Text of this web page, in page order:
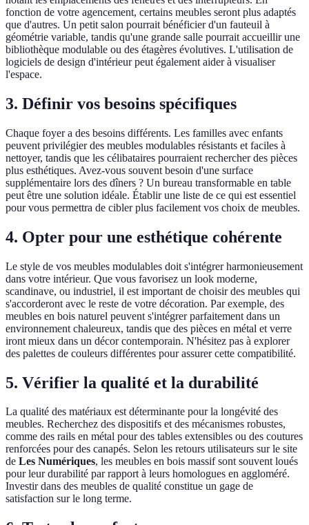
fonction de votre agencement, certains meubles seront plus adaptés
que d'autres. Un petit salon pourrait bénéficier d'un fauteuil à
géométrie variable, tandis qu'une grande salle pourrait accueillir une
bibliothèque modulable ou des étagères évolutives. L'utilisation de
logiciels de design d'intérieur peut également aider à visualiser
l'espace.
3. Définir vos besoins spécifiques
Chaque foyer a des besoins différents. Les familles avec enfants
peuvent privilégier des meubles modulables résistants et faciles à
nettoyer, tandis que les célibataires pourraient rechercher des pièces
plus esthétiques. Avez-vous souvent besoin d'une surface
supplémentaire lors des dîners ? Un bureau transformable en table
peut être une solution idéale. Établir une liste de ce qui est essentiel
pour vous permettra de cibler plus facilement vos choix de meubles.
4. Opter pour une esthétique cohérente
Le style de vos meubles modulables doit s'intégrer harmonieusement
dans votre intérieur. Que vous favorisez un look moderne,
scandinave, ou industriel, il est important de choisir des meubles qui
s'accorderont avec le reste de votre décoration. Par exemple, des
meubles en bois naturel peuvent s'intégrer parfaitement dans un
environnement chaleureux, tandis que des pièces en métal et verre
iront mieux dans un décor contemporain. N'hésitez pas à explorer
des palettes de couleurs différentes pour assurer cette compatibilité.
5. Vérifier la qualité et la durabilité
La qualité des matériaux est déterminante pour la longévité des
meubles. Recherchez des dispositifs et des mécanismes robustes,
comme des rails en métal pour des tables extensibles ou des coutures
renforcées pour des canapés. Selon les retours utilisateurs sur le site
de Les Numériques, les meubles en bois massif sont souvent loués
pour leur durabilité par rapport à leurs homologues en aggloméré.
Investir dans des meubles de qualité constitue un gage de
satisfaction sur le long terme.